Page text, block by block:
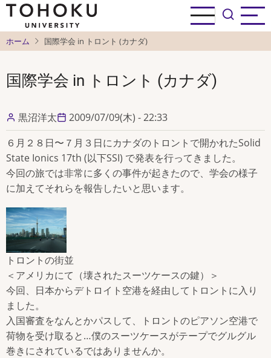
メ
ン
コ
テ
ツ
に
移
動
ホーム 国際学会 in トロント (カナダ)
国際学会 in トロント (カナダ)
黒沼洋太
2009/07/09(木) - 22:33
６月２８日〜７月３日にカナダのトロントで開かれたSolid
State Ionics 17th (以下SSI) で発表を行ってきました。
今回の旅では非常に多くの事件が起きたので、学会の様子
に加えてそれらを報告したいと思います。
トロントの街並
＜アメリカにて（壊されたスーツケースの鍵）＞
今回、日本からデトロイト空港を経由してトロントに入り
ました。
入国審査をなんとかパスして、トロントのピアソン空港で
荷物を受け取ると…僕のスーツケースがテープでグルグル
巻きにされているではありませんか。